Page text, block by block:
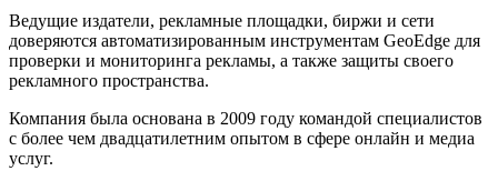
Ведущие издатели, рекламные площадки, биржи и сети
доверяются автоматизированным инструментам GeoEdge для
проверки и мониторинга рекламы, а также защиты своего
рекламного пространства.
Компания была основана в 2009 году командой специалистов
с более чем двадцатилетним опытом в сфере онлайн и медиа
услуг.